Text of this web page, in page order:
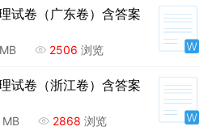
试卷（广东卷）含答案
MB 2506 浏览
试卷（浙江卷）含答案
MB 2868 浏览